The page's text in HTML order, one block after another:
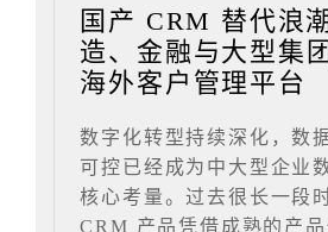
国产 CRM 替代浪
造、金融与大型集
海外客户管理平台
数字化转型持续深化，数
可控已经成为中大型企业
核心考量。过去很长一段
CRM 产品凭借成熟的产